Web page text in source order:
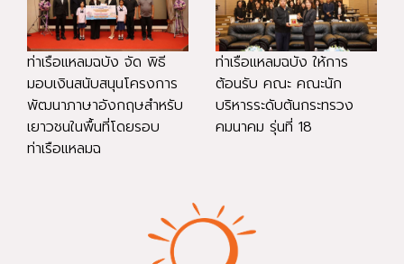
ท่าเรือแหลมฉบัง จัด พิธี
มอบเงินสนับสนุนโครงการ
พัฒนาภาษาอังกฤษสำหรับ
เยาวชนในพื้นที่โดยรอบ
ท่าเรือแหลมฉ
ท่าเรือแหลมฉบัง ให้การ
ต้อนรับ คณะ คณะนัก
บริหารระดับต้นกระทรวง
คมนาคม รุ่นที่ 18